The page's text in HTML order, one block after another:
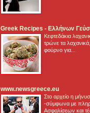
Greek Recipes - Ελλήνων
Κεφτεδάκια
τρώνε τα
φούρνο για...
www.newsgreece.eu
Στο αρχείο η
-σύμφωνα με
Ασφαλίσεων και